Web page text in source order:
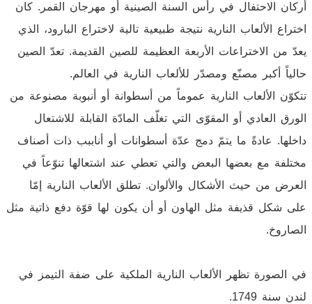
أركان الاحتفال في رأس السنة الصينية أو مهرجان القمر. كان
اختراع الألعاب النارية نتيجة طبيعية تالية لاختراع البارود، الذي
يعدّ من الاختراعات الأربعة العظيمة للصين القديمة. تعدّ الصين
حالياً أكبر مصنّع ومصدّر للألعاب النارية في العالم.
تتكوّن الألعاب النارية عموماً من أسطوانة أو أنبوبة مصنوعة من
الورق العادي أو المقوّى التي تغلّف المادّة القابلة للاشتعال
داخلها. عادةً ما يتمّ دمج عدّة أسطوانات أو أناببب ذات أصناف
مختلفة مع بعضها البعض والتي تعطي عند اشتعالها تنوّعاً في
العرض من حيث الأشكال والألوان. تطلق الألعاب النارية إمّا
على شكل قذيفة مثل الهاون أو أن يكون لها قوّة دفع ذاتية مثل
الصاروخ.
في الصورة تظهر الألعاب النارية الملكية على ضفة التيمز في
لندن سنة 1749.